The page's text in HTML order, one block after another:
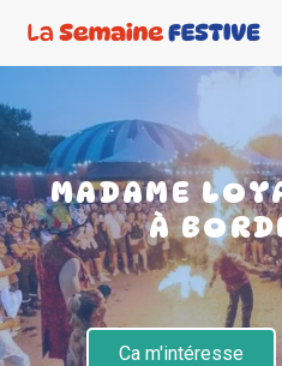
MADAME
À
Ca m'intéresse